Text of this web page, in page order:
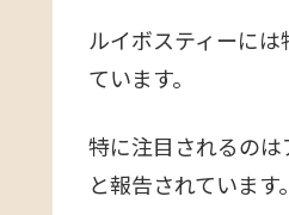
ルイボスティーに
ています。
特に注目されるの
と報告されています。